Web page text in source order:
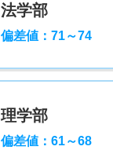
法学部
偏差値：71～74
理学部
偏差値：61～68